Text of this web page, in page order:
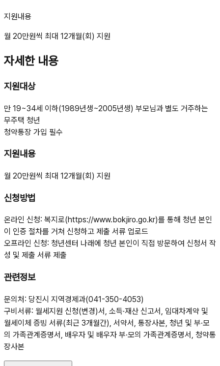
지원내용
월 20만원씩 최대 12개월(회) 지원
자세한 내용
지원대상
만 19~34세 이하(1989년생~2005년생) 부모님과 별도 거주하는
무주택 청년
청약통장 가입 필수
지원내용
월 20만원씩 최대 12개월(회) 지원
신청방법
온라인 신청: 복지로(https://www.bokjiro.go.kr)를 통해 청년 본인
이 인증 절차를 거쳐 신청하고 제출 서류 업로드
오프라인 신청: 청년센터 나래에 청년 본인이 직접 방문하여 신청서 작
성 및 제출 서류 제출
관련정보
문의처: 당진시 지역경제과(041-350-4053)
구비서류: 월세지원 신청(변경)서, 소득·재산 신고서, 임대차계약 및
월세이체 증빙 서류(최근 3개월간), 서약서, 통장사본, 청년 및 부·모
의 가족관계증명서, 배우자 및 배우자 부·모의 가족관계증명서, 청약통
장사본